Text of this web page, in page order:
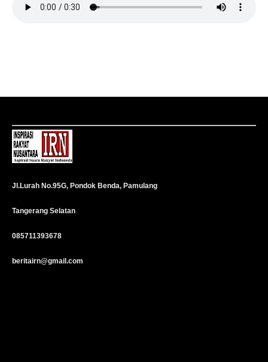
Jl.Lurah No.95G, Pondok Benda, Pamulang
Tangerang Selatan
085711393678
beritairn@gmail.com